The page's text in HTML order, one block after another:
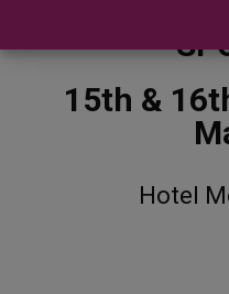
15th &
Hotel